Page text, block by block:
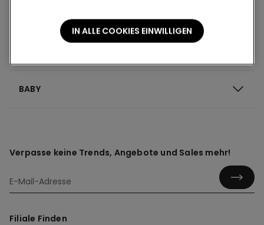
BABY
Verpasse keine Trends, Angebote und Sales mehr!
Filiale Finden
IN ALLE COOKIES EINWILLIGEN